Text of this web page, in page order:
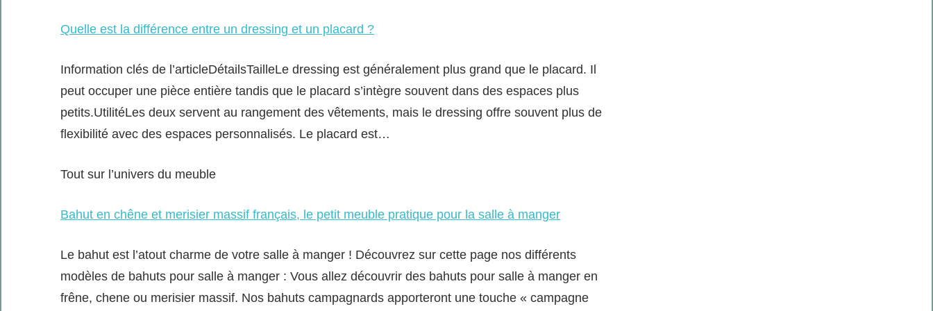
Quelle est la différence entre un dressing et un placard ?
Information clés de l’articleDétailsTailleLe dressing est généralement plus grand que le placard. Il
peut occuper une pièce entière tandis que le placard s’intègre souvent dans des espaces plus
petits.UtilitéLes deux servent au rangement des vêtements, mais le dressing offre souvent plus de
flexibilité avec des espaces personnalisés. Le placard est…
Tout sur l’univers du meuble
Bahut en chêne et merisier massif français, le petit meuble pratique pour la salle à manger
Le bahut est l’atout charme de votre salle à manger ! Découvrez sur cette page nos différents
modèles de bahuts pour salle à manger : Vous allez découvrir des bahuts pour salle à manger en
frêne, chene ou merisier massif. Nos bahuts campagnards apporteront une touche « campagne